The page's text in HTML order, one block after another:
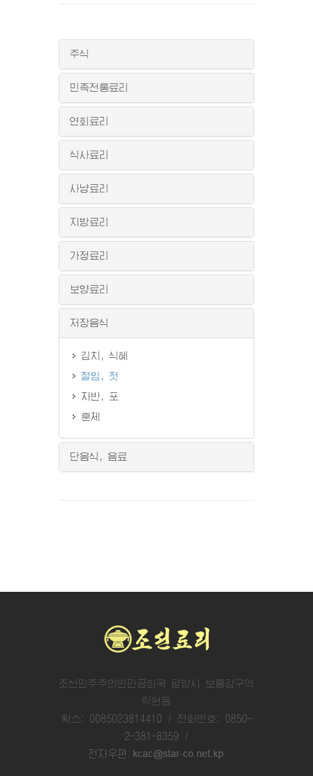
주식
민족전통료리
연회료리
식사료리
사냥료리
지방료리
가정료리
보양료리
저장음식
김치, 식혜
절임, 젓
자반, 포
훈제
단음식, 음료
조선민주주의인민공화국 평양시 보통강구역
락원동
확스: 0085023814410 / 전화번호: 0850-
2-381-8359 /